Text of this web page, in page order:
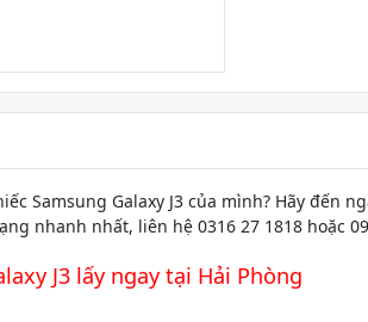
Samsung Galaxy J3 của mình? Hãy đến
nhanh nhất, liên hệ 0316 27 1818 hoặc
J3 lấy ngay tại Hải Phòng